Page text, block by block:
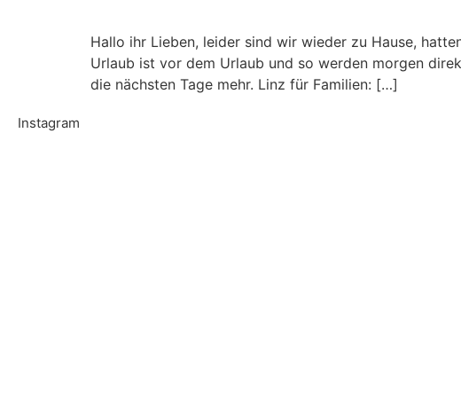
Hallo ihr Lieben, leider sind wir wieder zu Hause,
Urlaub ist vor dem Urlaub und so werden morgen
die nächsten Tage mehr. Linz für Familien: […]
Instagram